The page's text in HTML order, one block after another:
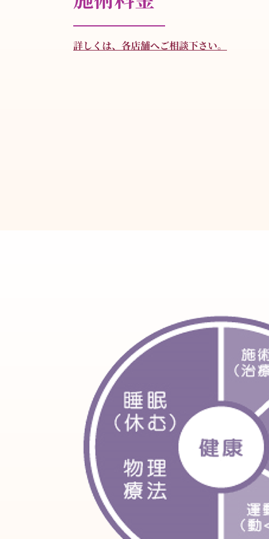
詳しくは、各店舗へご相談下さい。